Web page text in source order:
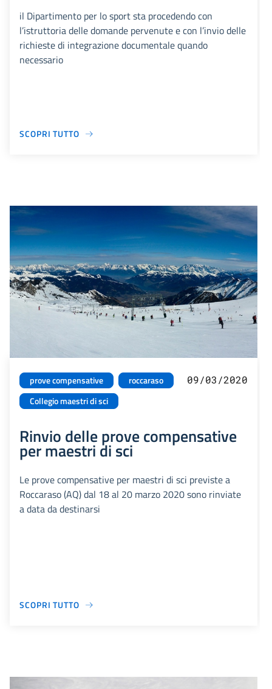
il Dipartimento per lo sport sta procedendo con
l’istruttoria delle domande pervenute e con l’invio delle
richieste di integrazione documentale quando
necessario
SCOPRI TUTTO
prove compensative
roccaraso
Collegio maestri di sci
09/03/2020
Rinvio delle prove compensative
per maestri di sci
Le prove compensative per maestri di sci previste a
Roccaraso (AQ) dal 18 al 20 marzo 2020 sono rinviate
a data da destinarsi
SCOPRI TUTTO